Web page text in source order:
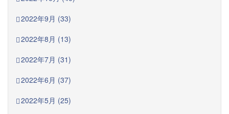
2022年9月 (33)
2022年8月 (13)
2022年7月 (31)
2022年6月 (37)
2022年5月 (25)